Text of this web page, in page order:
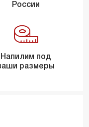
России
Напилим под
размеры